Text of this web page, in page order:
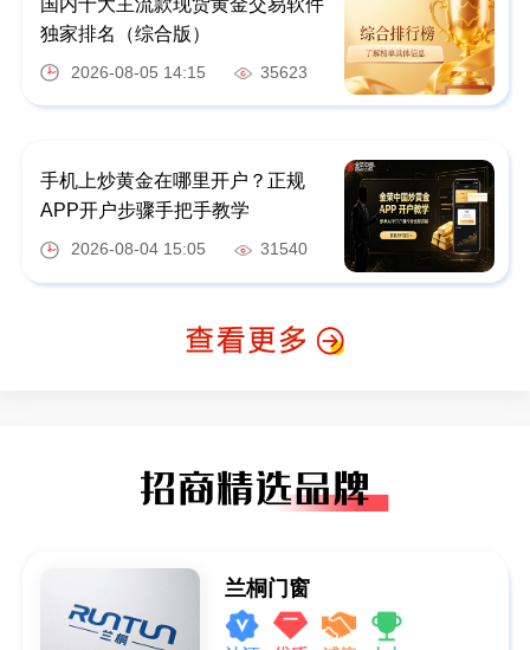
独家排名（综合版）
2026-08-05 14:15 35623
手机上炒黄金在哪里开户？正规
APP开户步骤手把手教学
2026-08-04 15:05 31540
兰桐门窗